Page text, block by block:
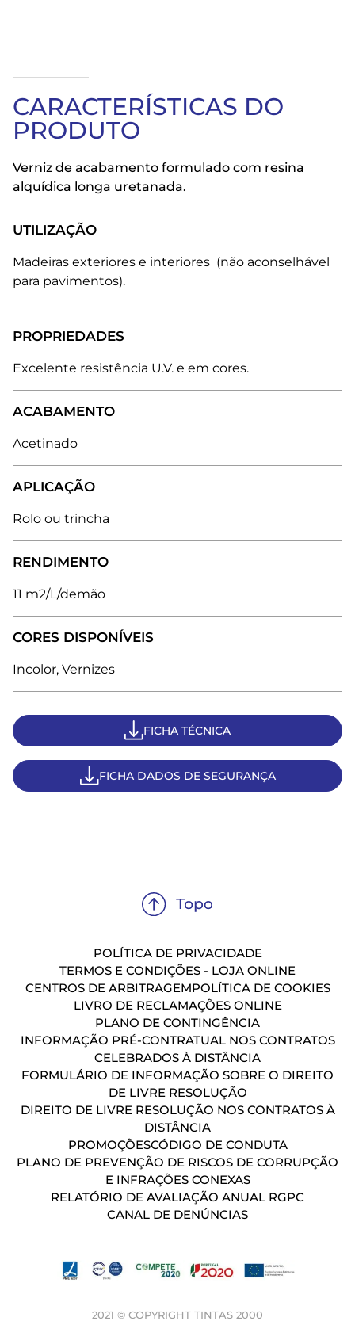
CARACTERÍSTICAS DO
PRODUTO
Verniz de acabamento formulado com resina
alquídica longa uretanada.
UTILIZAÇÃO
Madeiras exteriores e interiores (não aconselhável
para pavimentos).
PROPRIEDADES
Excelente resistência U.V. e em cores.
ACABAMENTO
Acetinado
APLICAÇÃO
Rolo ou trincha
RENDIMENTO
11 m2/L/demão
CORES DISPONÍVEIS
Incolor, Vernizes
FICHA TÉCNICA
FICHA DADOS DE SEGURANÇA
POLÍTICA DE PRIVACIDADE
TERMOS E CONDIÇÕES - LOJA ONLINE
CENTROS DE ARBITRAGEMPOLÍTICA DE COOKIES
LIVRO DE RECLAMAÇÕES ONLINE
PLANO DE CONTINGÊNCIA
INFORMAÇÃO PRÉ-CONTRATUAL NOS CONTRATOS
CELEBRADOS À DISTÂNCIA
FORMULÁRIO DE INFORMAÇÃO SOBRE O DIREITO
DE LIVRE RESOLUÇÃO
DIREITO DE LIVRE RESOLUÇÃO NOS CONTRATOS À
DISTÂNCIA
PROMOÇÕESCÓDIGO DE CONDUTA
PLANO DE PREVENÇÃO DE RISCOS DE CORRUPÇÃO
E INFRAÇÕES CONEXAS
RELATÓRIO DE AVALIAÇÃO ANUAL RGPC
CANAL DE DENÚNCIAS
2021 © COPYRIGHT TINTAS 2000